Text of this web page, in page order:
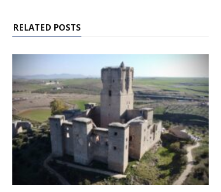
RELATED POSTS